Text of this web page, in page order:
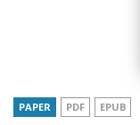
PAPER PDF EPUB